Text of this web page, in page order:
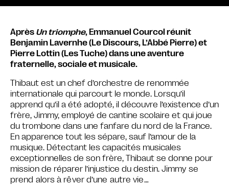
Après Un triomphe, Emmanuel Courcol réunit
Benjamin Lavernhe (Le Discours, L’Abbé Pierre) et
Pierre Lottin (Les Tuche) dans une aventure
fraternelle, sociale et musicale.
Thibaut est un chef d’orchestre de renommée
internationale qui parcourt le monde. Lorsqu’il
apprend qu’il a été adopté, il découvre l’existence d’un
frère, Jimmy, employé de cantine scolaire et qui joue
du trombone dans une fanfare du nord de la France.
En apparence tout les sépare, sauf l’amour de la
musique. Détectant les capacités musicales
exceptionnelles de son frère, Thibaut se donne pour
mission de réparer l’injustice du destin. Jimmy se
prend alors à rêver d’une autre vie…